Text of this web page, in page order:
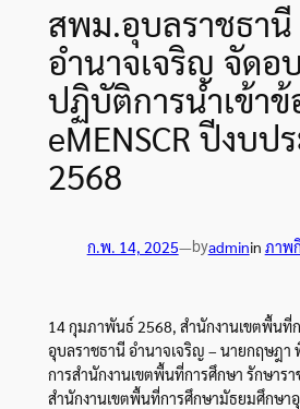
สพม.อุบลราชธานี
อำนาจเจริญ จัดอ
ปฏิบัติการนำเข้า
eMENSCR ปีงบป
2568
ก.พ. 14, 2025—byadminin ภาพ
14 กุมภาพันธ์ 2568, สำนักงานเขตพื้นที่
อุบลราชธานี อำนาจเจริญ – นายกฤษฎา
การสำนักงานเขตพื้นที่การศึกษา รักษาร
สำนักงานเขตพื้นที่การศึกษามัธยมศึกษา